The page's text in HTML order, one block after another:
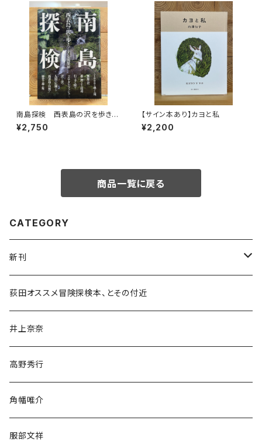
南島探検 西表島の沢を歩きつ
くす
¥2,750
【サイン本あり】カヨと私
¥2,200
商品一覧に戻る
CATEGORY
新刊
和書
文学・小説・物語
随筆・ノンフィクション・その他
荻田オススメ冒険探検本、とその付近
井上奈奈
高野秀行
角幡唯介
服部文祥